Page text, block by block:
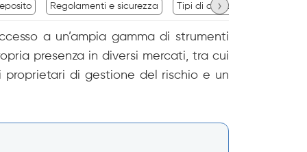
Regolamenti e sicurezza Tipi di conto e caratteristiche
›
a un’ampia gamma di strumenti
presenza in diversi mercati, tra cui
proprietari di gestione del rischio e un